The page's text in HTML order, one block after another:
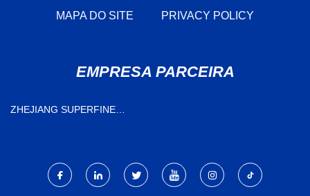
MAPA DO SITE PRIVACY POLICY
EMPRESA PARCEIRA
ZHEJIANG SUPERFINE